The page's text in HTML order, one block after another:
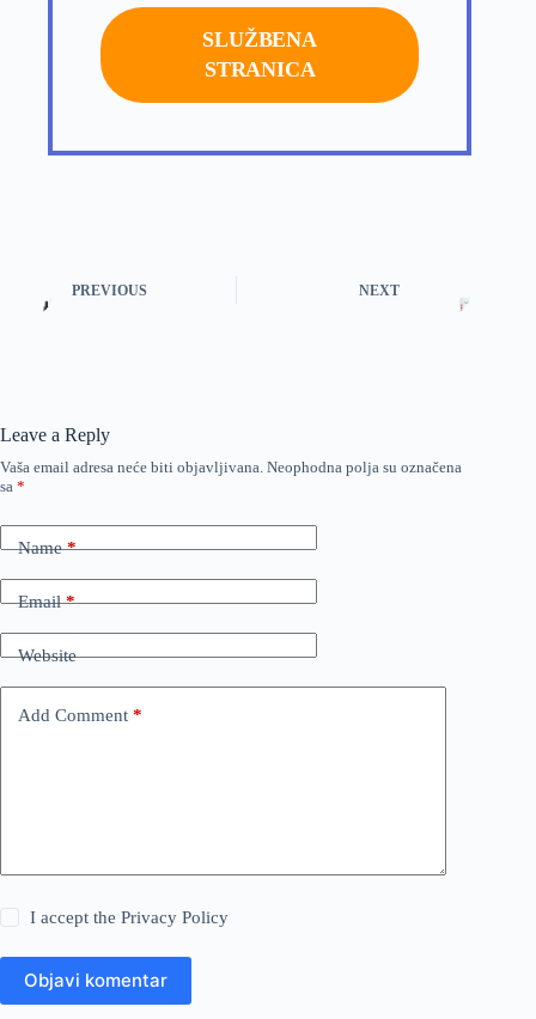
SLUŽBENA
STRANICA
PREVIOUS NEXT
Leave a Reply
Vaša email adresa neće biti objavljivana. Neophodna polja su označena
sa *
Name*
Email*
Website
Add Comment *
I accept thePrivacy Policy
Objavi komentar